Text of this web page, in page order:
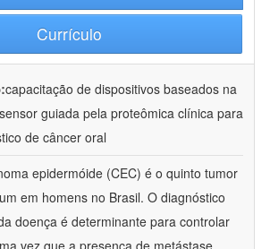
Currículo
capacitação de dispositivos baseados na
guiada pela proteômica clínica para
de câncer oral
epidermóide (CEC) é o quinto tumor
em homens no Brasil. O diagnóstico
doença é determinante para controlar